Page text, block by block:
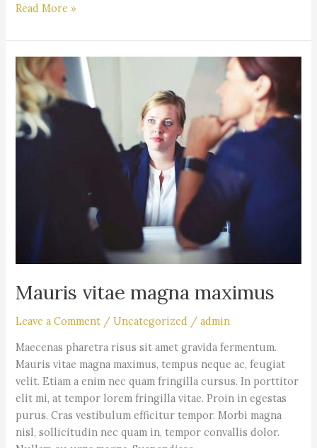
Read More »
Mauris vitae magna maximus
Leave a Comment /Uncategorized /admin
Maecenas pharetra risus sit amet gravida fermentum.
Mauris vitae magna maximus, tempus neque ac, feugiat
velit. Etiam a enim nec quam fringilla cursus. In porttitor
elit mi, at tempor lorem fringilla vitae. Proin in egestas
purus. Cras vestibulum efficitur tempor. Morbi magna
nisl, sollicitudin nec quam in, tempor convallis dolor.
Mauris
vitae
magna
maximus